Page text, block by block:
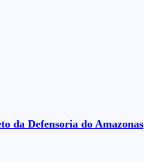
da Defensoria do Amazonas